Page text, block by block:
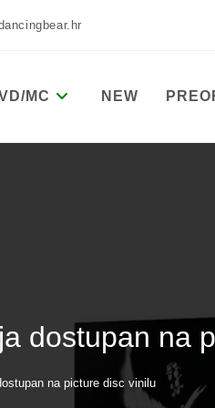
MC NEW
dostupan na
na picture disc vinilu